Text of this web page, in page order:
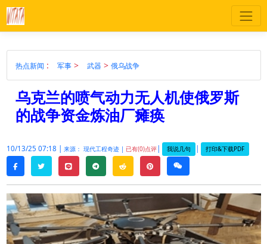
热点新闻 : 军事> 武器 > 俄乌战争
乌克兰的喷气动力无人机使俄罗斯
的战争资金炼油厂瘫痪
10/13/25 07:18 | 来源： 现代工程奇迹 | 已有(0)点评| 我说几句 | 打印&下载PDF
facebooktwitterline telegramreddit pinterestweixin